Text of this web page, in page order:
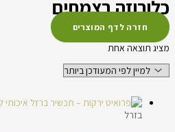
כלורוזה בצמחים
חזרה לדף המוצרים
מציג תוצאה אחת
בזרל